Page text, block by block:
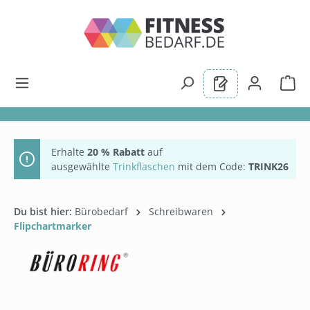
Erhalte 20 % Rabatt auf
ausgewählte Trinkflaschen mit dem Code: TRINK26
Du bist hier: Bürobedarf
Schreibwaren
Flipchartmarker